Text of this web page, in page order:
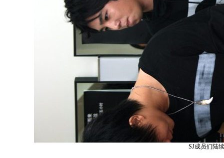
SJ成员们陆